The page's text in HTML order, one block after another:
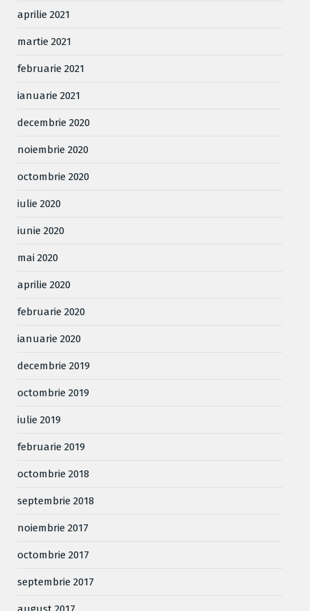
aprilie 2021
martie 2021
februarie 2021
ianuarie 2021
decembrie 2020
noiembrie 2020
octombrie 2020
iulie 2020
iunie 2020
mai 2020
aprilie 2020
februarie 2020
ianuarie 2020
decembrie 2019
octombrie 2019
iulie 2019
februarie 2019
octombrie 2018
septembrie 2018
noiembrie 2017
octombrie 2017
septembrie 2017